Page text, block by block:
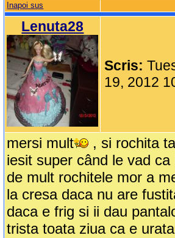
Inapoi sus
Lenuta28
Scris:
19, 2012
mersi mult
, si rochita
iesit super când le vad
de mult rochitele mor a
la cresa daca nu are
daca e frig si ii dau
trista toata ziua ca e urata